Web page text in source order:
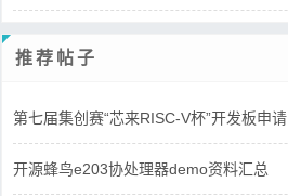
推荐帖子
第七届集创赛“芯来RISC-V杯”开发板申请
开源蜂鸟e203协处理器demo资料汇总